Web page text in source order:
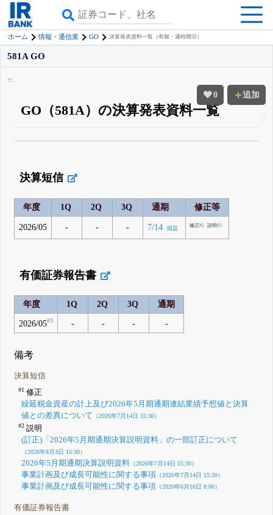
ホーム 情報・通信業 GO 決算発表資料一覧（有報・適時開示）
0 追加
581A GO
GO（581A）の決算発表資料一覧
登録すると永久30%OFFと米株版の先行利用も付きます
決算短信
年度 1Q 2Q 3Q 通期 修正等
2026/05 - - - 7/14 損益 修正#1 説明#2
有価証券報告書
年度 1Q 2Q 3Q 通期
2026/05#3 - - - -
備考
決算短信
#1修正
繰延税金資産の計上及び2026年5月期通期連結業績予想値と決算
値との差異について （2026年7月14日 15:30）
#2説明
(訂正)「2026年5月期通期決算説明資料」の一部訂正について
（2026年8月3日 15:30）
2026年5月期通期決算説明資料（2026年7月14日 15:30）
事業計画及び成長可能性に関する事項 （2026年7月14日 15:30）
事業計画及び成長可能性に関する事項 （2026年6月16日 8:00）
有価証券報告書